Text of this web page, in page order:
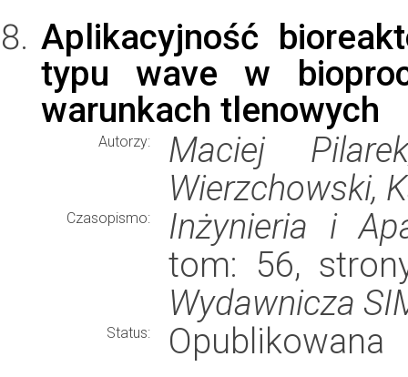
Aplikacyjność
typu wave w
warunkach tlenowych
Autorzy:
Maciej
Wierzchowski,
Czasopismo:
Inżynieria i
tom: 56,
Wydawnicza
Status:
Opublikowana